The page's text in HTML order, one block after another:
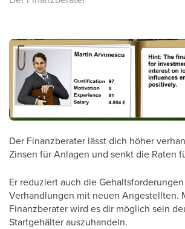
Der Finanzberater lässt dich höher
Zinsen für Anlagen und senkt die Raten
Er reduziert auch die
Verhandlungen mit neuen Angestellten.
Finanzberater wird es dir möglich sein
Startgehälter auszuhandeln.